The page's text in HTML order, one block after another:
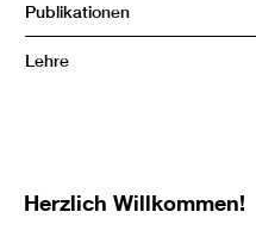
Publikationen
Lehre
Herzlich Willkommen!